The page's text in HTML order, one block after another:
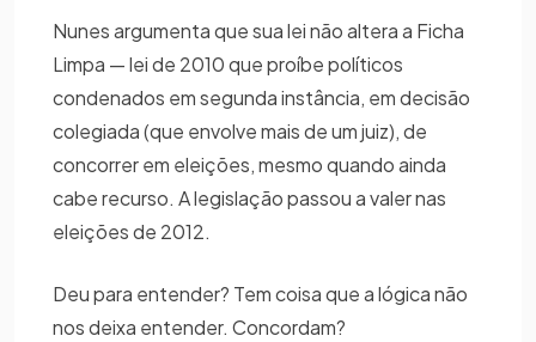
Nunes argumenta que sua lei não altera a Ficha
Limpa — lei de 2010 que proíbe políticos
condenados em segunda instância, em decisão
colegiada (que envolve mais de um juiz), de
concorrer em eleições, mesmo quando ainda
cabe recurso. A legislação passou a valer nas
eleições de 2012.
Deu para entender? Tem coisa que a lógica não
nos deixa entender. Concordam?